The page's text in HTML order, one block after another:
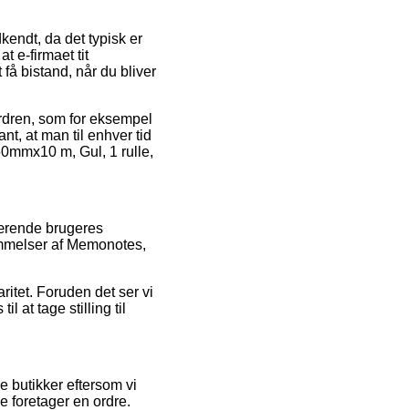
da det typisk er
e-firmaet tit
bistand, når du bliver
som for eksempel
at man til enhver tid
m, Gul, 1 rulle,
brugeres
af Memonotes,
Foruden det ser vi
at tage stilling til
butikker eftersom vi
foretager en ordre.